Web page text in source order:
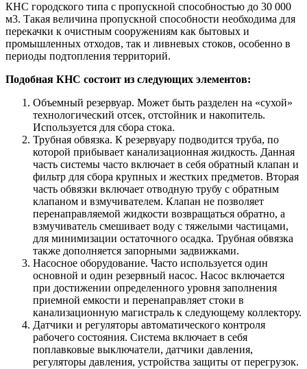
КНС городского типа с пропускной способностью до 30 000
м3. Такая величина пропускной способности необходима для
перекачки к очистным сооружениям как бытовых и
промышленных отходов, так и ливневых стоков, особенно в
периоды подтопления территорий.
Подобная КНС состоит из следующих элементов:
Объемный резервуар. Может быть разделен на «сухой»
технологический отсек, отстойник и накопитель.
Используется для сбора стока.
Трубная обвязка. К резервуару подводится труба, по
которой прибывает канализационная жидкость. Данная
часть системы часто включает в себя обратный клапан и
фильтр для сбора крупных и жестких предметов. Вторая
часть обвязки включает отводную трубу с обратным
клапаном и взмучивателем. Клапан не позволяет
перенаправляемой жидкости возвращаться обратно, а
взмучиватель смешивает воду с тяжелыми частицами,
для минимизации остаточного осадка. Трубная обвязка
также дополняется запорными задвижками.
Насосное оборудование. Часто используется один
основной и один резервный насос. Насос включается
при достижении определенного уровня заполнения
приемной емкости и перенаправляет стоки в
канализационную магистраль к следующему коллектору.
Датчики и регуляторы автоматического контроля
рабочего состояния. Система включает в себя
поплавковые выключатели, датчики давления,
регуляторы давления, устройства защиты от перегрузок.